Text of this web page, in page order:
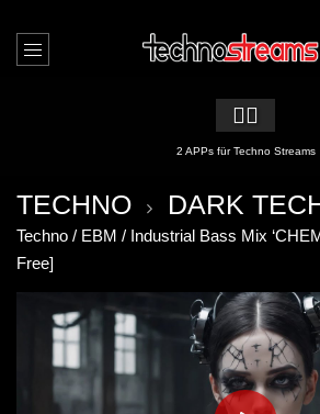
🏳️‍🌈
2 APPs für Techno Streams
TECHNO DARK
Techno / EBM / Industrial Bass Mix
Free]